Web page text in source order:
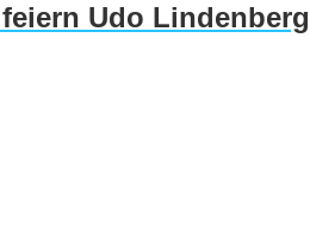
Udo Lindenberg